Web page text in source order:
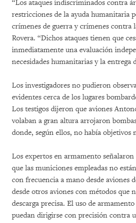
“Los ataques indiscriminados contra
restricciones de la ayuda humanitaria
crímenes de guerra y crímenes contra
Rovera. “Dichos ataques tienen que
inmediatamente una evaluación
necesidades humanitarias y la entrega
Los investigadores no pudieron
evidentes cerca de los lugares
Los testigos dijeron que aviones
volaban a gran altura arrojaron
donde, según ellos, no había objetivos
Los expertos en armamento señalaron
que las municiones empleadas no
con frecuencia a mano desde aviones
desde otros aviones con métodos que
descarga precisa. El uso de
puedan dirigirse con precisión contra